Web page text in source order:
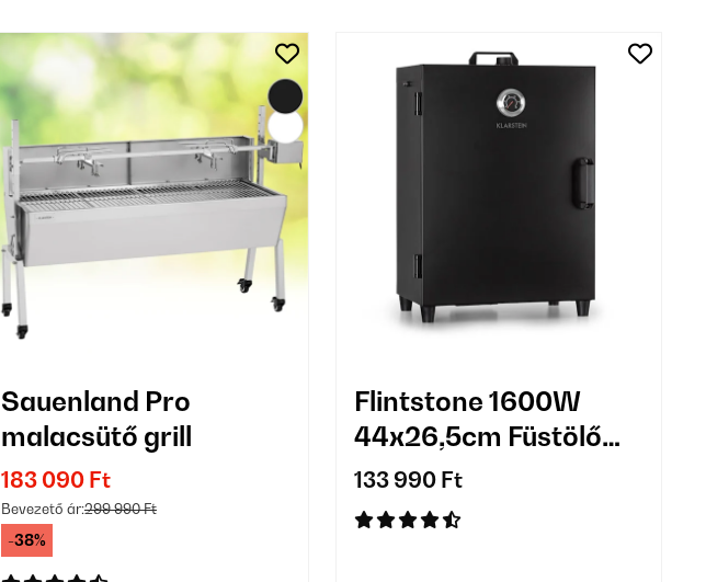
Sauenland Pro
malacsütő grill
183 090 Ft
Bevezető ár:299 990 Ft
-38%
Flintstone 1600W
44x26,5cm Füstölő
Fekete
133 990 Ft